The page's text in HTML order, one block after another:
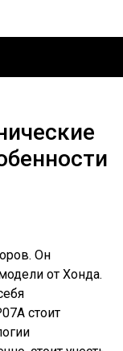
Он
от Хонда.
стоит